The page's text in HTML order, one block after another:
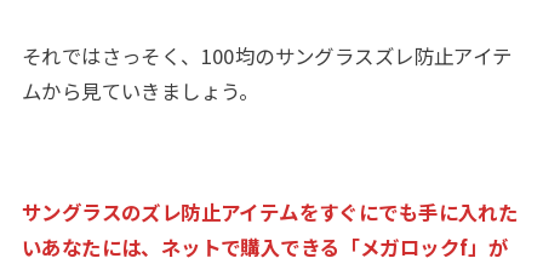
それではさっそく、100均のサングラスズレ防止アイテ
ムから見ていきましょう。
サングラスのズレ防止アイテムをすぐにでも手に入れた
いあなたには、ネットで購入できる「メガロックf」が